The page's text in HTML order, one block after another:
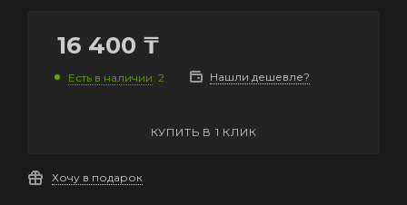
16 400 ₸
Есть в наличии: 2 Нашли дешевле?
КУПИТЬ В 1 КЛИК
Хочу в подарок